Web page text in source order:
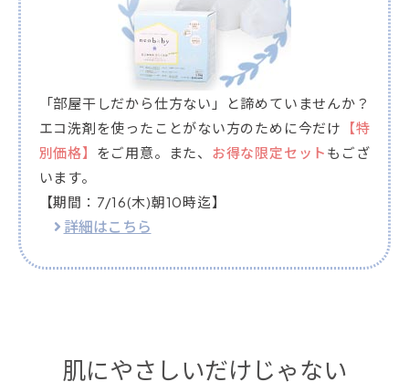
「部屋干しだから仕方ない」と諦めていませんか？
エコ洗剤を使ったことがない方のために今だけ
【特
別価格】 をご用意。また、 お得な限定セット もござ
います。
【期間：7/16(木)朝10時迄】
詳細はこちら
肌にやさしいだけじゃない